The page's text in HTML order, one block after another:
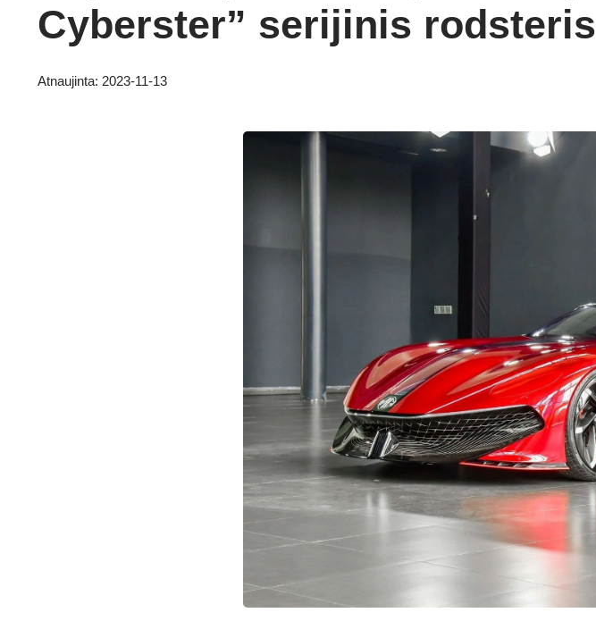
Cyberster” serijinis rodsteris
Atnaujinta: 2023-11-13